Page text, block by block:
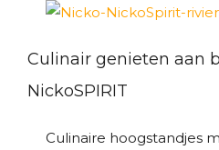
Culinair genieten aan
NickoSPIRIT
Culinaire hoogstandjes